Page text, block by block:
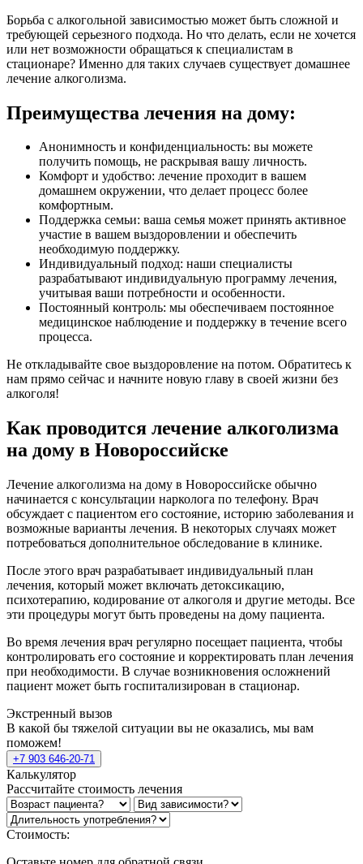
Борьба с алкогольной зависимостью может быть сложной и
требующей серьезного подхода. Но что делать, если не хочется
или нет возможности обращаться к специалистам в
стационаре? Именно для таких случаев существует домашнее
лечение алкоголизма.
Преимущества лечения на дому:
Анонимность и конфиденциальность: вы можете
получить помощь, не раскрывая вашу личность.
Комфорт и удобство: лечение проходит в вашем
домашнем окружении, что делает процесс более
комфортным.
Поддержка семьи: ваша семья может принять активное
участие в вашем выздоровлении и обеспечить
необходимую поддержку.
Индивидуальный подход: наши специалисты
разрабатывают индивидуальную программу лечения,
учитывая ваши потребности и особенности.
Постоянный контроль: мы обеспечиваем постоянное
медицинское наблюдение и поддержку в течение всего
процесса.
Не откладывайте свое выздоровление на потом. Обратитесь к
нам прямо сейчас и начните новую главу в своей жизни без
алкоголя!
Как проводится лечение алкоголизма
на дому в Новороссийске
Лечение алкоголизма на дому в Новороссийске обычно
начинается с консультации нарколога по телефону. Врач
обсуждает с пациентом его состояние, историю заболевания и
возможные варианты лечения. В некоторых случаях может
потребоваться дополнительное обследование в клинике.
После этого врач разрабатывает индивидуальный план
лечения, который может включать детоксикацию,
психотерапию, кодирование от алкоголя и другие методы. Все
эти процедуры могут быть проведены на дому пациента.
Во время лечения врач регулярно посещает пациента, чтобы
контролировать его состояние и корректировать план лечения
при необходимости. В случае возникновения осложнений
пациент может быть госпитализирован в стационар.
Экстренный вызов
В какой бы тяжелой ситуации вы не оказались, мы вам
поможем!
+7 903 646-20-71
Калькулятор
Рассчитайте стоимость лечения
Стоимость: